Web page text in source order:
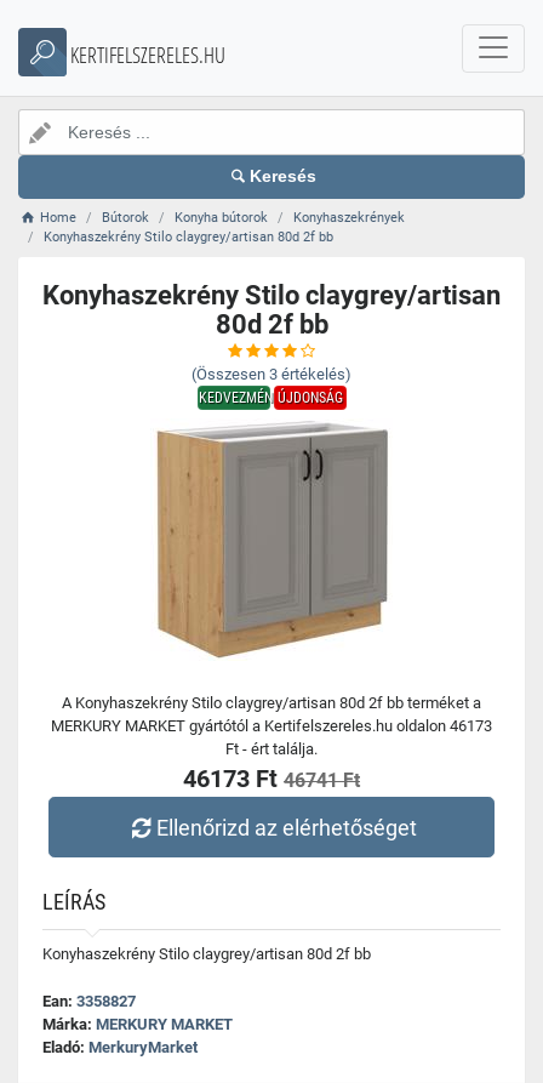
KERTIFELSZERELES.HU
Keresés
Home Bútorok Konyha bútorok
Konyhaszekrények
Konyhaszekrény Stilo claygrey/artisan 80d 2f bb
Konyhaszekrény Stilo claygrey/artisan
80d 2f bb
(Összesen 3 értékelés)
KEDVEZMÉNYÚJDONSÁG
A Konyhaszekrény Stilo claygrey/artisan 80d 2f bb terméket a
MERKURY MARKET gyártótól a Kertifelszereles.hu oldalon 46173
Ft - ért találja.
46173 Ft 46741 Ft
Ellenőrizd az elérhetőséget
LEÍRÁS
Konyhaszekrény Stilo claygrey/artisan 80d 2f bb
Ean: 3358827
Márka: MERKURY MARKET
Eladó: MerkuryMarket